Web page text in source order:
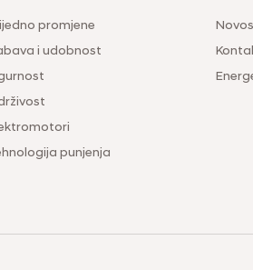
promjene
i udobnost
punjenja